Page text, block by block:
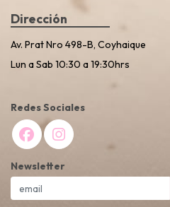
Dirección
Av. Prat Nro 498-B, Coyhaique
Lun a Sab 10:30 a 19:30hrs
Redes Sociales
Newsletter